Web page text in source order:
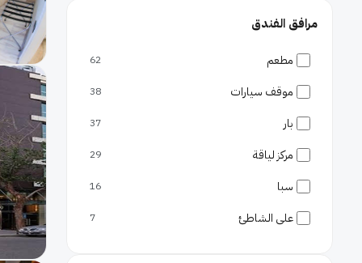
مرافق الفندق
مطعم 62
موقف سيارات 38
بار 37
مركز لياقة 29
سبا 16
على الشاطئ 7